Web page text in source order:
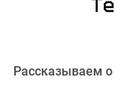
Рассказываем